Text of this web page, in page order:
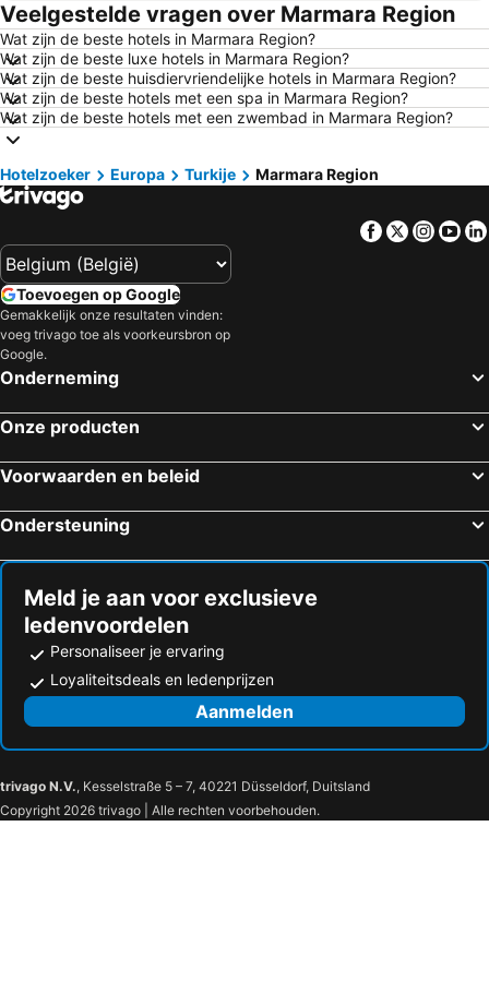
Hotels in Rotterdam
Hotels in Hasselt
Hotels in Le Touquet-Paris-Plage
Hotels in Durbuy
Hotels in Duinkerke
Hotels in Málaga
Hotels in Maastricht
Hotels in Den Haag
Hotels in Boulogne-sur-Mer
Hotels in Luxemburg
Hotels in Tenerife
Hotels in Frankrijk
Hotels in Nederland
Hotels in Kreta
Hotels in Malta
Hotels in Bretagne
Hotels in Nederlandse kust
Hotels in Sicilië
Veelgestelde vragen over Marmara Region
Wat zijn de beste hotels in Marmara Region?
Wat zijn de beste luxe hotels in Marmara Region?
Wat zijn de beste huisdiervriendelijke hotels in Marmara Region?
Wat zijn de beste hotels met een spa in Marmara Region?
Wat zijn de beste hotels met een zwembad in Marmara Region?
Hotelzoeker Europa Turkije Marmara Region
Facebook
Twitter
Toevoegen op Google
Gemakkelijk onze resultaten vinden:
voeg trivago toe als voorkeursbron op
Google.
Onderneming
Onze producten
Voorwaarden en beleid
Ondersteuning
Meld je aan voor exclusieve
ledenvoordelen
Personaliseer je ervaring
Loyaliteitsdeals en ledenprijzen
Aanmelden
trivago N.V., Kesselstraße 5 – 7, 40221 Düsseldorf, Duitsland
Copyright 2026 trivago | Alle rechten voorbehouden.